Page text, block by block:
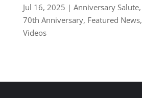
Jul 16, 2025 | Anniversary Salute,
70th Anniversary, Featured News,
Videos